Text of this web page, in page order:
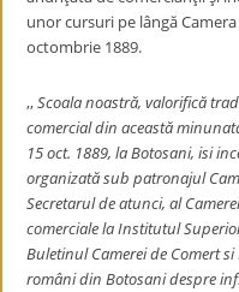
unor cursuri pe lângă
octombrie 1889.
,,Scoala noastră, valorifică
comercial din această
15 oct. 1889, la Botosani, isi
organizată sub patronajul
Secretarul de atunci, al
comerciale la Institutul
Buletinul Camerei de Comert
români din Botosani despre